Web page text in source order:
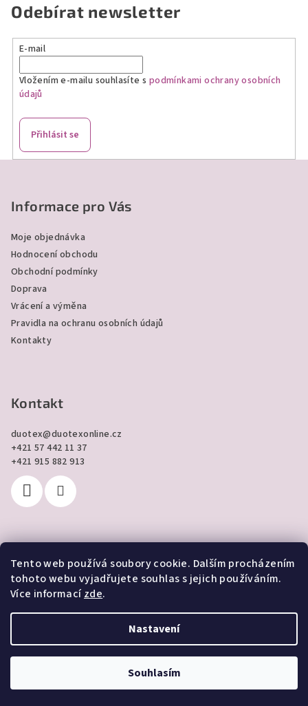
Tento web používá soubory cookie. Dalším procházením
tohoto webu vyjadřujete souhlas s jejich používáním.
Více informacízde.
Nastavení
Souhlasím
í
k
i
í
Odebírat newsletter
E-mail
Vložením e-mailu souhlasíte s podmínkami ochrany osobních
údajů
Přihlásit se
Informace pro Vás
Moje objednávka
Hodnocení obchodu
Obchodní podmínky
Doprava
Vrácení a výměna
Pravidla na ochranu osobních údajů
Kontakty
Kontakt
duotex@duotexonline.cz
+421 57 442 11 37
+421 915 882 913
Přijímáme online platby
Vytvořil Shoptet